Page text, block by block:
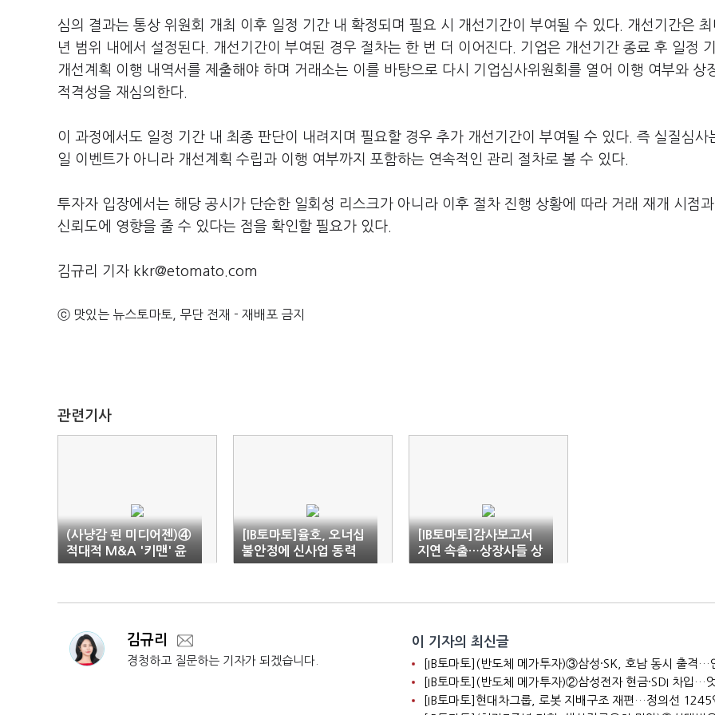
심의 결과는 통상 위원회 개최 이후 일정 기간 내 확정되며 필요 시 개선기간이 부여될 수 있다. 개선기간은 최
년 범위 내에서 설정된다. 개선기간이 부여된 경우 절차는 한 번 더 이어진다. 기업은 개선기간 종료 후 일정
개선계획 이행 내역서를 제출해야 하며 거래소는 이를 바탕으로 다시 기업심사위원회를 열어 이행 여부와 상
적격성을 재심의한다.
이 과정에서도 일정 기간 내 최종 판단이 내려지며 필요할 경우 추가 개선기간이 부여될 수 있다. 즉 실질심사
일 이벤트가 아니라 개선계획 수립과 이행 여부까지 포함하는 연속적인 관리 절차로 볼 수 있다.
투자자 입장에서는 해당 공시가 단순한 일회성 리스크가 아니라 이후 절차 진행 상황에 따라 거래 재개 시점
신뢰도에 영향을 줄 수 있다는 점을 확인할 필요가 있다.
김규리 기자 kkr@etomato.com
ⓒ 맛있는 뉴스토마토, 무단 전재 - 재배포 금지
관련기사
(사냥감 된 미디어젠)④
적대적 M&A '키맨' 윤
강준 강남베드로병원장
[IB토마토]율호, 오너십
불안정에 신사업 동력
상실…한계기업 위기
[IB토마토]감사보고서
지연 속출…상장사들 상
폐 경고등
김규리
경청하고 질문하는 기자가 되겠습니다.
이 기자의 최신글